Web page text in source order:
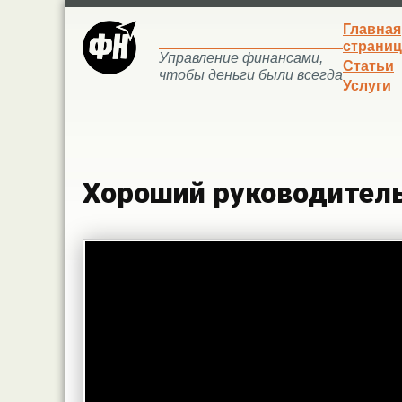
Управление финансами,
чтобы деньги были всегда
Главная
Статьи
Услуги
Хороший